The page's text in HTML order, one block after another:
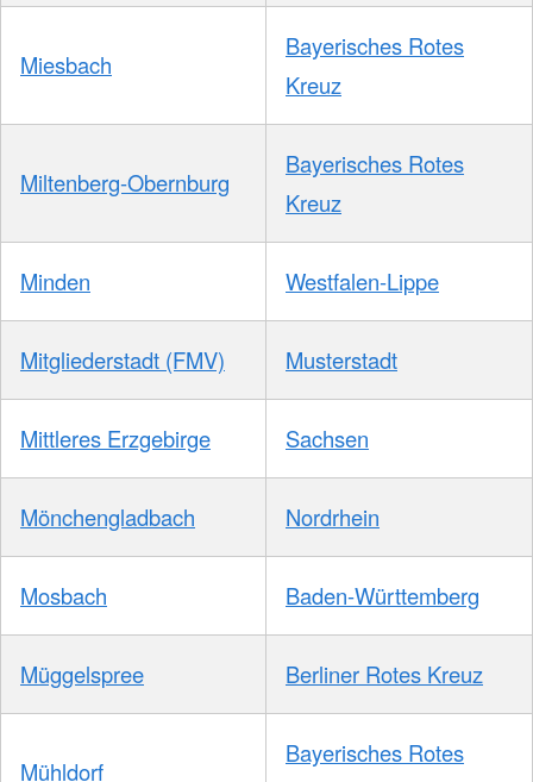
Miesbach
Bayerisches Rotes
Kreuz
Miltenberg-Obernburg
Bayerisches Rotes
Kreuz
Minden Westfalen-Lippe
Mitgliederstadt (FMV) Musterstadt
Mittleres Erzgebirge Sachsen
Mönchengladbach Nordrhein
Mosbach Baden-Württemberg
Müggelspree Berliner Rotes Kreuz
Mühldorf
Bayerisches Rotes